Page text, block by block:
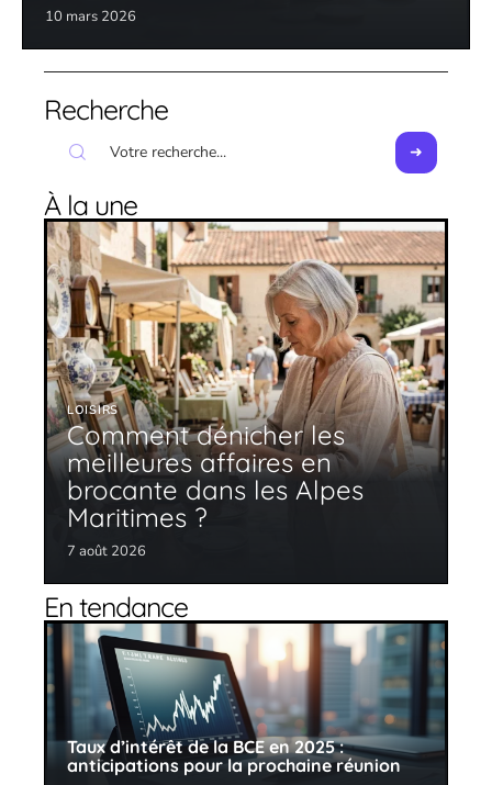
10 mars 2026
Recherche
À la une
LOISIRS
Comment dénicher les
meilleures affaires en
brocante dans les Alpes
Maritimes ?
7 août 2026
En tendance
Taux d’intérêt de la BCE en 2025 :
anticipations pour la prochaine réunion